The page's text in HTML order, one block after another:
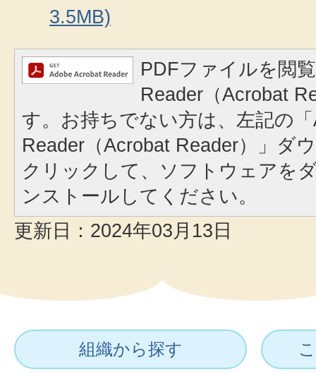
3.5MB)
PDFファイルを閲
Reader（Acrobat
す。お持ちでない方は、左記の
Reader（Acrobat Reader）」ダ
クリックして、ソフトウェアを
ンストールしてください。
更新日：2024年03月13日
組織から探す